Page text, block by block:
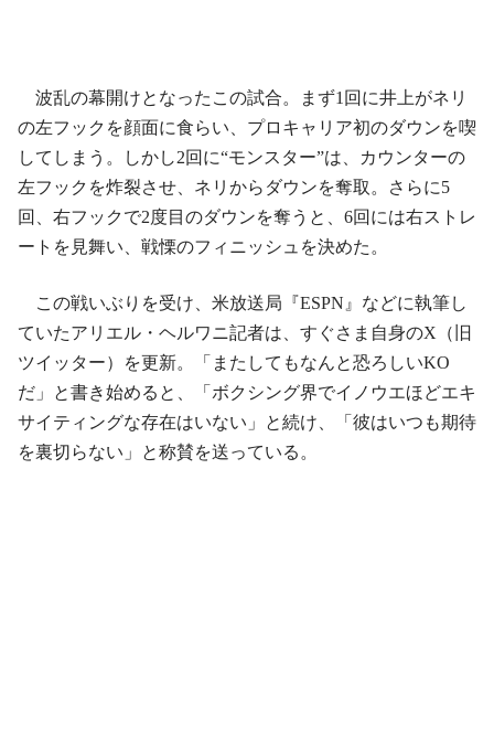
波乱の幕開けとなったこの試合。まず1回に井上がネリ
の左フックを顔面に食らい、プロキャリア初のダウンを喫
してしまう。しかし2回に“モンスター”は、カウンターの
左フックを炸裂させ、ネリからダウンを奪取。さらに5
回、右フックで2度目のダウンを奪うと、6回には右ストレ
ートを見舞い、戦慄のフィニッシュを決めた。
この戦いぶりを受け、米放送局『ESPN』などに執筆し
ていたアリエル・ヘルワニ記者は、すぐさま自身のX（旧
ツイッター）を更新。「またしてもなんと恐ろしいKO
だ」と書き始めると、「ボクシング界でイノウエほどエキ
サイティングな存在はいない」と続け、「彼はいつも期待
を裏切らない」と称賛を送っている。